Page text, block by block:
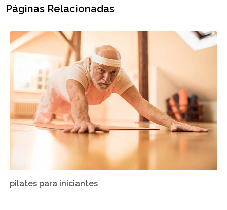
Páginas Relacionadas
pilates para iniciantes